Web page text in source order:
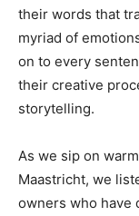
their ‌words that⁢
myriad ⁣of
on to ⁢every
their​ creative​
storytelling.
As we sip on
Maastricht, we
owners who‌ have